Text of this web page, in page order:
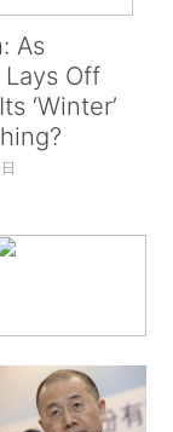
As
Off
‘Winter’